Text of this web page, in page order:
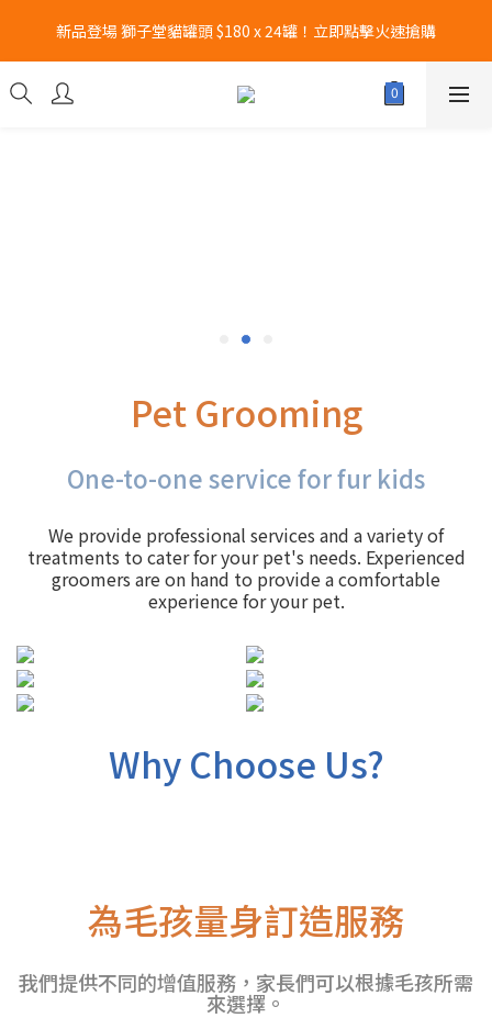
新品登場 獅子堂貓罐頭 $180 x 24罐！立即點擊火速搶購
新品登場 獅子堂貓罐頭 $180 x 24罐！立即點擊火速搶購
CURLI瑞士狗帶全款式3折！立即按下搶購
Pet Grooming
One-to-one service for fur kids
We provide professional services and a variety of
treatments to cater for your pet's needs. Experienced
groomers are on hand to provide a comfortable
experience for your pet.
Why Choose Us?
為毛孩量身訂造服務
我們提供不同的增值服務，家長們可以根據毛孩所需
來選擇。